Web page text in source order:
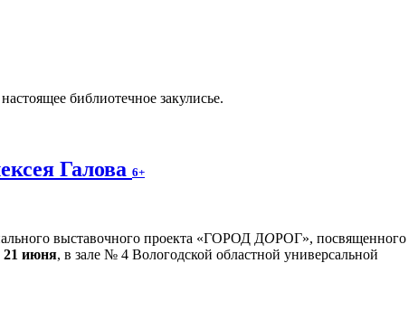
библиотечное закулисье.
Галова 6+
выставочного проекта «ГОРОД ДОРОГ», посвященного
21 июня, в зале № 4 Вологодской областной универсальной